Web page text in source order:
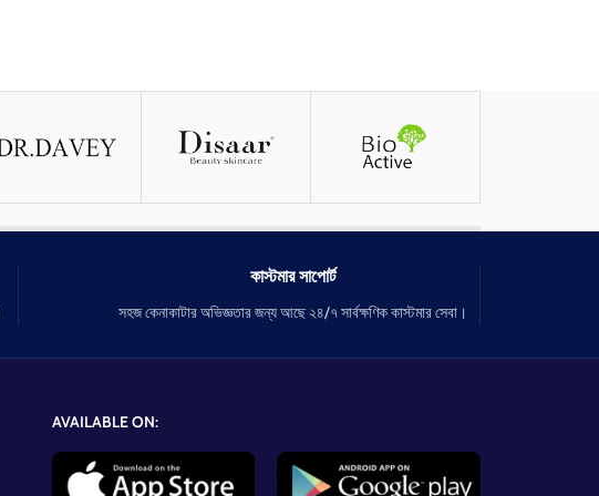
কাস্টমার সাপোর্ট
সহজ কেনাকাটার অভিজ্ঞতার জন্য আছে ২৪/৭ সার্বক্ষণিক কাস্টমার সেবা।
AVAILABLE ON: